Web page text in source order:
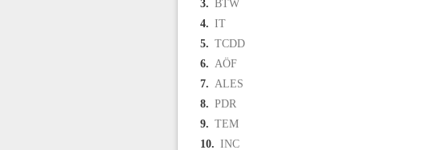
3. BTW
4. IT
5. TCDD
6. AÖF
7. ALES
8. PDR
9. TEM
10. INC